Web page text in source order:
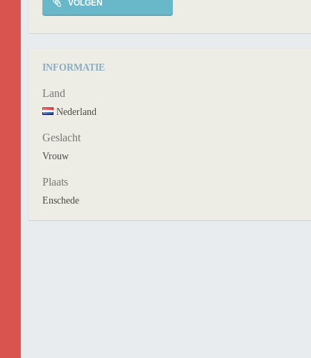
VOLGEN
INFORMATIE
Land
Nederland
Geslacht
Vrouw
Plaats
Enschede